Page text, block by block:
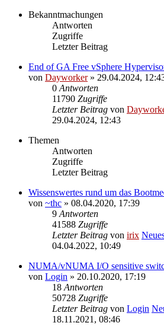
Bekanntmachungen
Antworten
Zugriffe
Letzter Beitrag
End of GA Free vSphere
von Dayworker» 29.04.2024,
0 Antworten
11790 Zugriffe
Letzter Beitrag von
29.04.2024, 12:43
Themen
Antworten
Zugriffe
Letzter Beitrag
Wissenswertes rund um das
von ~thc » 08.04.2020, 17:39
9 Antworten
41588 Zugriffe
Letzter Beitrag von irix
04.04.2022, 10:49
NUMA/vNUMA I/O sensitive
von Login » 20.10.2020, 17:19
18 Antworten
50728 Zugriffe
Letzter Beitrag von Login
18.11.2021, 08:46